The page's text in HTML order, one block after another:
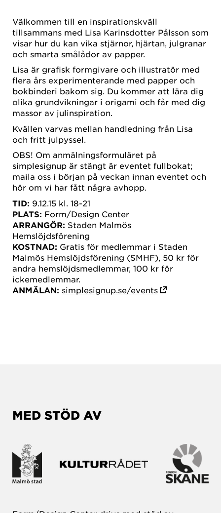
Välkommen till en inspirationskväll
tillsammans med Lisa Karinsdotter Pålsson som
visar hur du kan vika stjärnor, hjärtan, julgranar
och smarta smålådor av papper.
Lisa är grafisk formgivare och illustratör med
flera års experimenterande med papper och
bokbinderi bakom sig. Du kommer att lära dig
olika grundvikningar i origami och får med dig
massor av julinspiration.
Kvällen varvas mellan handledning från Lisa
och fritt julpyssel.
OBS! Om anmälningsformuläret på
simplesignup är stängt är eventet fullbokat;
maila oss i början på veckan innan eventet och
hör om vi har fått några avhopp.
TID: 9.12.15 kl. 18-21
PLATS: Form/Design Center
ARRANGÖR: Staden Malmös
Hemslöjdsförening
KOSTNAD: Gratis för medlemmar i Staden
Malmös Hemslöjdsförening (SMHF), 50 kr för
andra hemslöjdsmedlemmar, 100 kr för
ickemedlemmar.
ANMÄLAN: simplesignup.se/events
MED STÖD AV